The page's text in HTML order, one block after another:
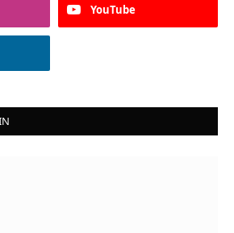
YouTube